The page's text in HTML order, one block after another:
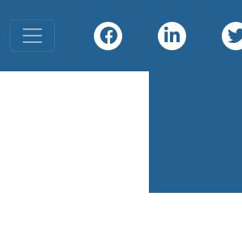
Toggle navigation